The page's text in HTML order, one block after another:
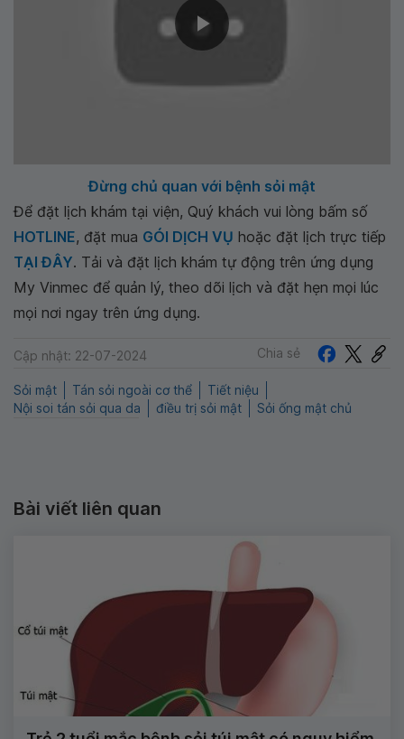
Đừng chủ quan với bệnh sỏi mật
Để đặt lịch khám tại viện, Quý khách vui lòng bấm số
HOTLINE, đặt mua GÓI DỊCH VỤ hoặc đặt lịch trực tiếp
TẠI ĐÂY. Tải và đặt lịch khám tự động trên ứng dụng
My Vinmec để quản lý, theo dõi lịch và đặt hẹn mọi lúc
mọi nơi ngay trên ứng dụng.
Cập nhật: 22-07-2024 Chia sẻ
Sỏi mật Tán sỏi ngoài cơ thể
Tiết niệu
Nội soi tán sỏi qua da
điều trị sỏi mật Sỏi ống mật chủ
Bài viết liên quan